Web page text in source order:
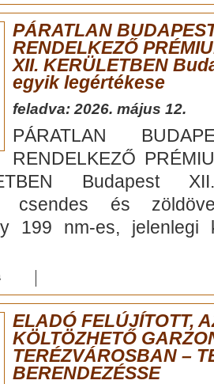
PÁRATLAN
RENDELKEZŐ
XII. KERÜLETBEN
egyik legértékese
feladva: 2026. május 12.
PÁRATLAN
RENDELKEZŐ
Budapest
csendes és
199 nm-es,
ELADÓ FELÚJÍTOTT,
KÖLTÖZHETŐ
TERÉZVÁROSBAN –
BERENDEZÉSSE